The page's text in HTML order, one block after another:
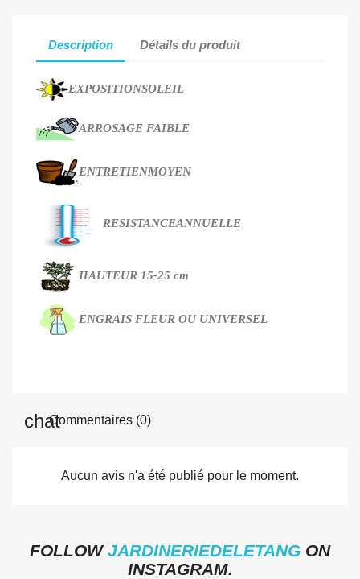
Description Détails du produit
EXPOSITIONSOLEIL
ARROSAGE FAIBLE
ENTRETIENMOYEN
RESISTANCEANNUELLE
HAUTEUR 15-25 cm
ENGRAIS FLEUR OU UNIVERSEL
Commentaires (0)
Aucun avis n'a été publié pour le moment.
FOLLOW JARDINERIEDELETANG ON
INSTAGRAM.